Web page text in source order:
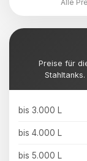
Alle
Preise für
bis 3.000 L
bis 4.000 L
bis 5.000 L